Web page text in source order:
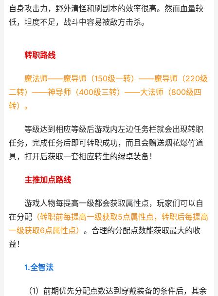
自身攻击力，野外清怪和刷副本的效率很高。然而血量较
低，坦度不足，战斗中容易被敌方击杀。
转职路线
魔法师——魔导师（150级一转）——魔导师（220级
二转）——神导师（400级三转）——大法师（800级四
转）。
等级达到相应等级后游戏内左边任务栏就会出现转职
任务，完成任务后即可转职成功，而且会赠送烟花爆竹道
具，打开后获取一套相应转生的绿卓装备！
主推加点路线
游戏人物每提高一级都会获取属性点，玩家们可以自
在分配 （转职前每提高一级获取5点属性点，转职后每提高
一级获取6点属性点） 。合理的分配点数能获取最大的收
益！
1.全智法
（1）前期优先分配点数达到穿戴装备的条件后，其余